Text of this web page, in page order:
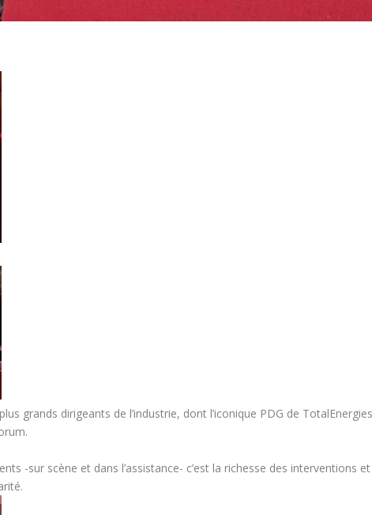
grands dirigeants de l’industrie, dont l’iconique PDG de
-sur scène et dans l’assistance- c’est la richesse des interventions et